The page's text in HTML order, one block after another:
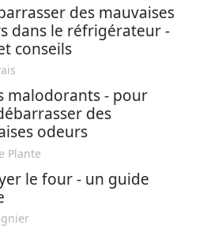
des mauvaises
dans le réfrigérateur -
conseils
malodorants - pour
des
odeurs
Plante
le four - un guide